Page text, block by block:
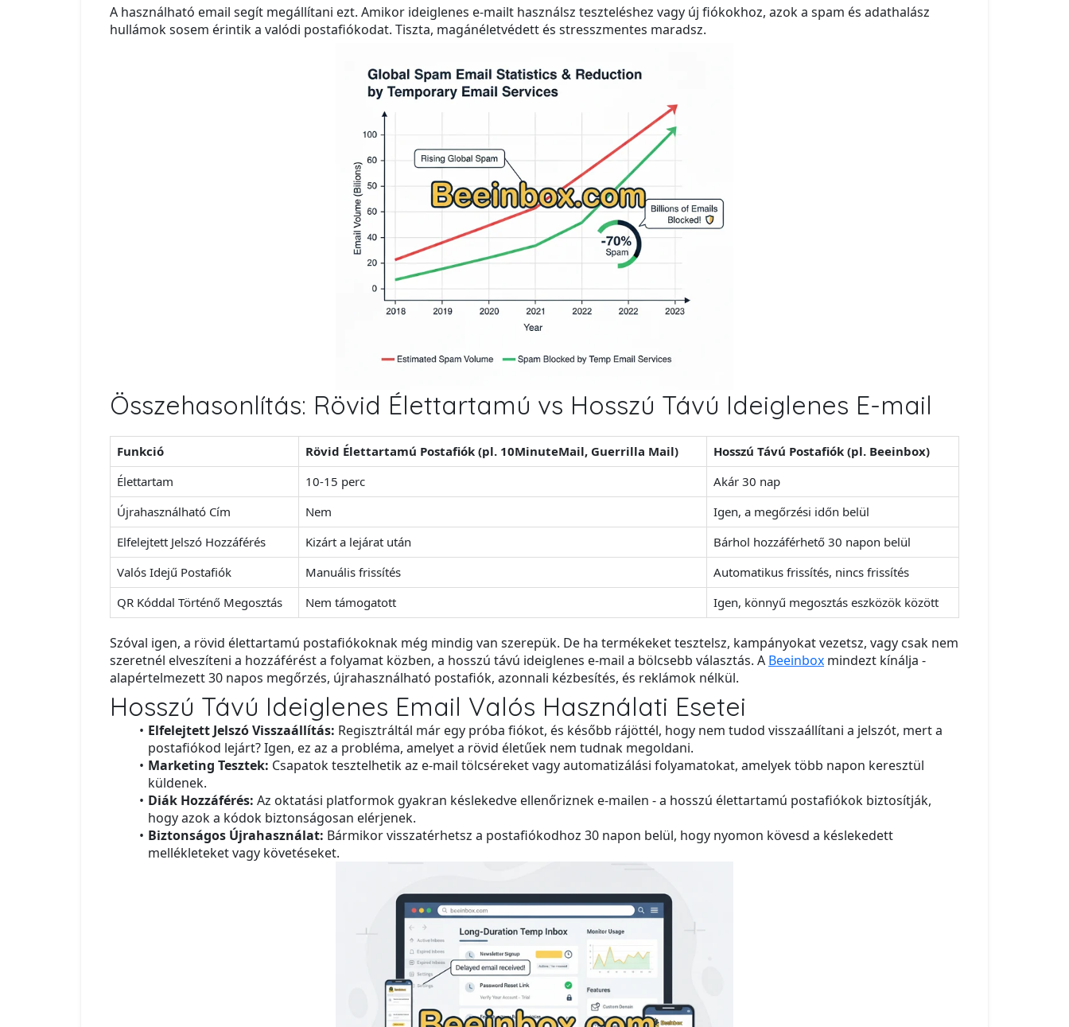
A használható email segít megállítani ezt. Amikor ideiglenes e-mailt használsz teszteléshez vagy új fiókokhoz, azok a spam és adathalász
hullámok sosem érintik a valódi postafiókodat. Tiszta, magánéletvédett és stresszmentes maradsz.
Összehasonlítás: Rövid Élettartamú vs Hosszú Távú Ideiglenes E-mail
Funkció Rövid Élettartamú Postafiók (pl. 10MinuteMail, Guerrilla Mail)
Hosszú Távú Postafiók (pl. Beeinbox)
Élettartam
10-15 perc
Akár 30 nap
Újrahasználható Cím
Nem
Igen, a megőrzési időn belül
Elfelejtett Jelszó Hozzáférés
Kizárt a lejárat után
Bárhol hozzáférhető 30 napon belül
Valós Idejű Postafiók
Manuális frissítés
Automatikus frissítés, nincs frissítés
QR Kóddal Történő Megosztás
Nem támogatott Igen, könnyű megosztás eszközök között
Szóval igen, a rövid élettartamú postafiókoknak még mindig van szerepük. De ha termékeket tesztelsz, kampányokat vezetsz, vagy csak nem
szeretnél elveszíteni a hozzáférést a folyamat közben, a hosszú távú ideiglenes e-mail a bölcsebb választás. A Beeinbox mindezt kínálja -
alapértelmezett 30 napos megőrzés, újrahasználható postafiók, azonnali kézbesítés, és reklámok nélkül.
Hosszú Távú Ideiglenes Email Valós Használati Esetei
Elfelejtett Jelszó Visszaállítás: Regisztráltál már egy próba fiókot, és később rájöttél, hogy nem tudod visszaállítani a jelszót, mert a
postafiókod lejárt? Igen, ez az a probléma, amelyet a rövid életűek nem tudnak megoldani.
Marketing Tesztek: Csapatok tesztelhetik az e-mail tölcséreket vagy automatizálási folyamatokat, amelyek több napon keresztül
küldenek.
Diák Hozzáférés: Az oktatási platformok gyakran késlekedve ellenőriznek e-mailen - a hosszú élettartamú postafiókok biztosítják,
hogy azok a kódok biztonságosan elérjenek.
Biztonságos Újrahasználat: Bármikor visszatérhetsz a postafiókodhoz 30 napon belül, hogy nyomon kövesd a késlekedett
mellékleteket vagy követéseket.